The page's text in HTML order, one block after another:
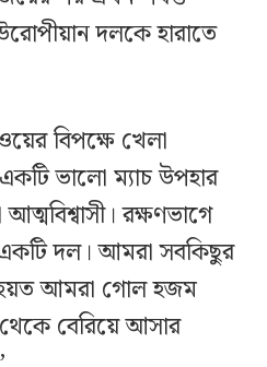
দলকে হারাতে
বিপক্ষে খেলা
ভালো ম্যাচ উপহার
রক্ষণভাগে
দল। আমরা সবকিছুর
হয়ত আমরা গোল হজম
বেরিয়ে আসার